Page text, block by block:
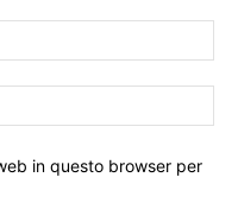
in questo browser per